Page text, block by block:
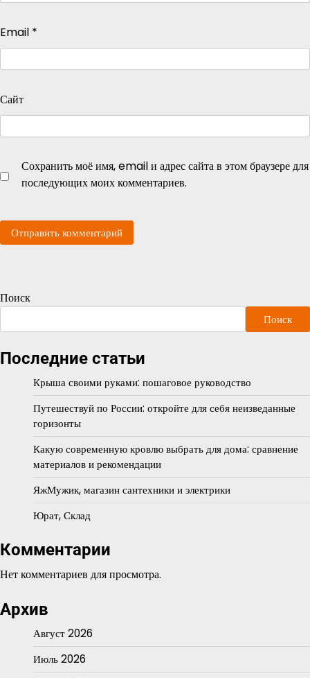
Email *
Сайт
Сохранить моё имя, email и адрес сайта в этом браузере для
последующих моих комментариев.
Поиск
Поиск
Последние статьи
Крыша своими руками: пошаговое руководство
Путешествуй по России: откройте для себя неизведанные
горизонты
Какую современную кровлю выбрать для дома: сравнение
материалов и рекомендации
ЯжМужик, магазин сантехники и электрики
Юрат, Склад
Комментарии
Нет комментариев для просмотра.
Архив
Август 2026
Июль 2026